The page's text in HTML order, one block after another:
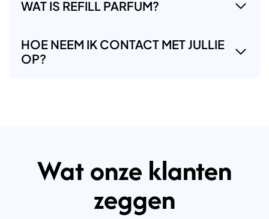
WAT IS REFILL PARFUM?
HOE NEEM IK CONTACT MET JULLIE
OP?
Wat onze klanten
zeggen